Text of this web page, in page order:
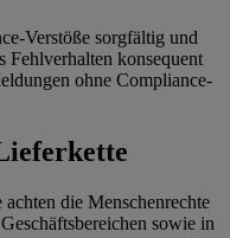
Verstöße sorgfältig und
Fehlverhalten konsequent
ohne Compliance-
die Menschenrechte
sowie in